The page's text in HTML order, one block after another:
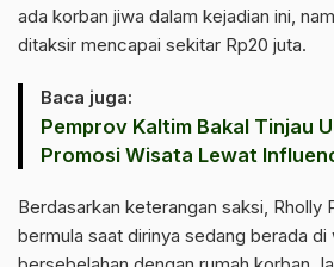
ada korban jiwa dalam kejadian ini,
ditaksir mencapai sekitar Rp20 juta.
Baca juga:
Pemprov Kaltim Bakal Tinjau
Promosi Wisata Lewat
Berdasarkan keterangan saksi, Rholly
bermula saat dirinya sedang berada di